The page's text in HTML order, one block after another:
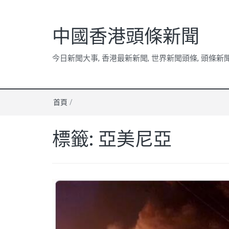
中國香港頭條新聞
今日新聞大事, 香港最新新聞, 世界新聞頭條, 頭條新
首頁 /
標籤: 亞美尼亞